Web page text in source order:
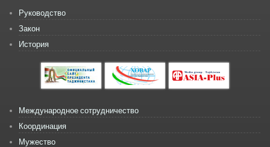
Руководство
Закон
История
Международное сотрудничество
Координация
Мужество